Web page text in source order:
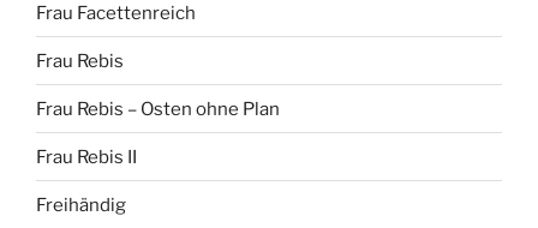
Frau Facettenreich
Frau Rebis
Frau Rebis – Osten ohne Plan
Frau Rebis II
Freihändig